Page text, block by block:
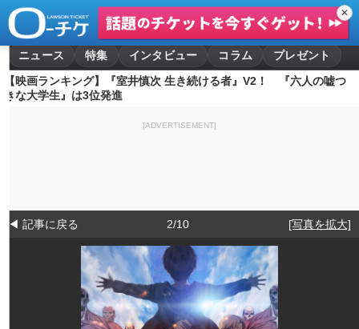
✕
ニュース 特集 インタビュー コラム
プレゼント
【映画ランキング】『室井慎次 生き続ける者』V2！ 『六人の嘘つ
きな大学生』は3位発進
[ADVERTISEMENT]
◀ 記事に戻る 2/10 [写真を拡大]